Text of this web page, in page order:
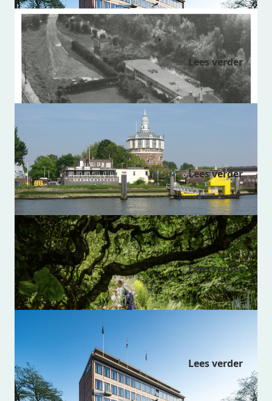
Golfpaviljoen
Lees verder
Clubgebouw Roeivereniging
Lees verder
Botanische Tuin Kralingen
Lees verder
Lees verder